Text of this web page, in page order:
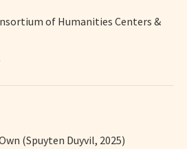
of Humanities Centers &
(Spuyten Duyvil, 2025)